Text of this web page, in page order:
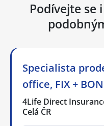
Podívejte se
Specialista
office, FIX +
4Life Direct
Celá ČR